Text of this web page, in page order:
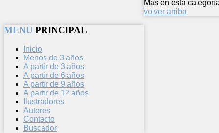
Más en esta
volver arriba
MENU PRINCIPAL
Inicio
Menos de 3 años
A partir de 3 años
A partir de 6 años
A partir de 9 años
A partir de 12 años
Ilustradores
Autores
Contacto
Buscador